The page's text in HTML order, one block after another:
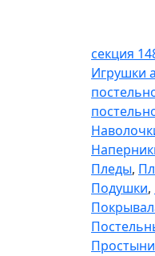
секция
Игрушки
Пледы,
Подушки,
Простыни